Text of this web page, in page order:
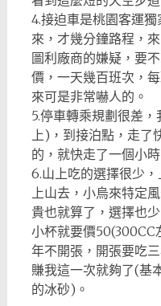
4.接迫車是桃園客運
來，才幾分鐘路程，
圖利廠商的嫌疑，要
價，一天幾百班次，
來可是非常嚇人的。
5.停車轉乘規劃很差
上)，到接泊點，走了
的，就快走了一個小時
6.山上吃的選擇很少
上山去，小烏來特定
貴也就算了，選擇也
小杯就要價50(300CC
年不開張，開張要吃
賺我這一次就夠了(基
的冰砂)。